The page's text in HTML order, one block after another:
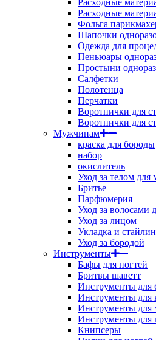
Расходные
Расходные
Фольга
Шапочки
Одежда для
Пеньюары
Простыни
Салфетки
Полотенца
Перчатки
Воротнички для
Воротнички для
Мужчинам
краска для бороды
набор
окислитель
Уход за телом
Бритье
Парфюмерия
Уход за волосами
Уход за лицом
Укладка и
Уход за бородой
Инструменты
Бафы для ногтей
Бритвы шаветт
Инструменты для
Инструменты для
Инструменты для
Инструменты для
Книпсеры